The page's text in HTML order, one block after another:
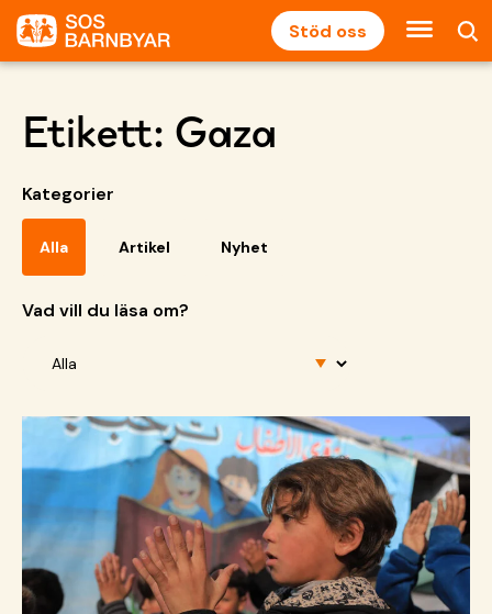
Stöd oss
Etikett: Gaza
Kategorier
Alla Artikel Nyhet
Vad vill du läsa om?